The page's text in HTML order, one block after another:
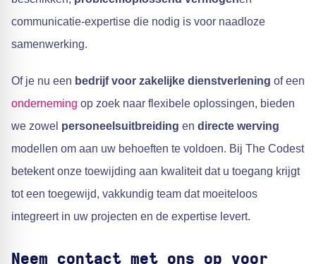
communicatie-expertise die nodig is voor naadloze
samenwerking.
Of je nu een bedrijf voor zakelijke dienstverlening of een
onderneming op zoek naar flexibele oplossingen, bieden
we zowel personeelsuitbreiding en directe werving
modellen om aan uw behoeften te voldoen. Bij The Codest
betekent onze toewijding aan kwaliteit dat u toegang krijgt
tot een toegewijd, vakkundig team dat moeiteloos
integreert in uw projecten en de expertise levert.
Neem contact met ons op voor